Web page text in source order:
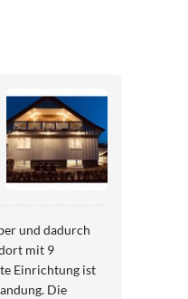
und dadurch
mit 9
Einrichtung ist
Die